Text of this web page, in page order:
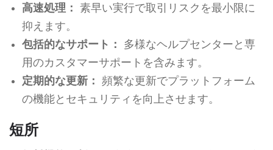
高速処理： 素早い実行で取引リスクを最小限に
抑えます。
包括的なサポート：
多様なヘルプセンターと専
用のカスタマーサポートを含みます。
定期的な更新： 頻繁な更新でプラットフォーム
の機能とセキュリティを向上させます。
短所